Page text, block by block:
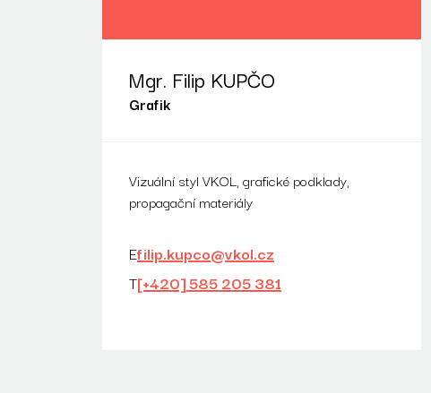
Mgr. Filip KUPČO
Grafik
Vizuální styl VKOL, grafické podklady,
propagační materiály
Efilip.kupco@vkol.cz
T[+420] 585 205 381